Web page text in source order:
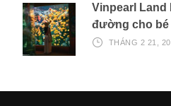
Vinpearl Land
đường cho bé
THÁNG 2 21,